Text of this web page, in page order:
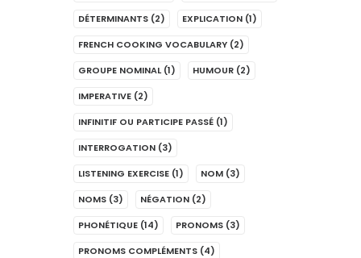
DÉTERMINANTS (2) EXPLICATION (1)
FRENCH COOKING VOCABULARY (2)
GROUPE NOMINAL (1) HUMOUR (2)
IMPERATIVE (2)
INFINITIF OU PARTICIPE PASSÉ (1)
INTERROGATION (3)
LISTENING EXERCISE (1) NOM (3)
NOMS (3) NÉGATION (2)
PHONÉTIQUE (14) PRONOMS (3)
PRONOMS COMPLÉMENTS (4)